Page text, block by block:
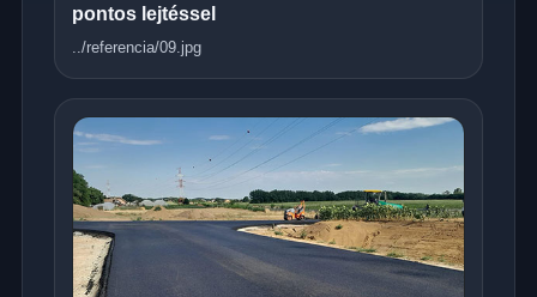
pontos lejtéssel
../referencia/09.jpg